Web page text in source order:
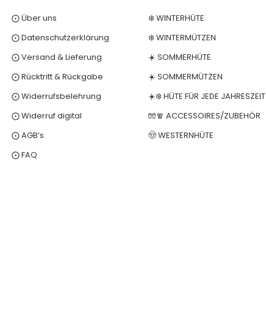
⨀ Über uns
⨀ Datenschutzerklärung
⨀ Versand & Lieferung
⨀ Rücktritt & Rückgabe
⨀ Widerrufsbelehrung
⨀ Widerruf digital
⨀ AGB’s
⨀ FAQ
❄️ WINTERHÜTE
❄️ WINTERMÜTZEN
☀️ SOMMERHÜTE
☀️ SOMMERMÜTZEN
☀️❄️ HÜTE FÜR JEDE JAHRESZEIT
🧤🧣 ACCESSOIRES/ZUBEHÖR
🤠 WESTERNHÜTE